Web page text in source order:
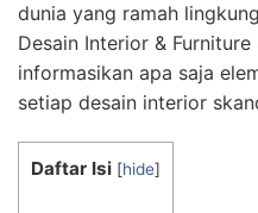
dunia yang ramah
Desain Interior &
informasikan apa saja
setiap desain interior
Daftar Isi [hide]